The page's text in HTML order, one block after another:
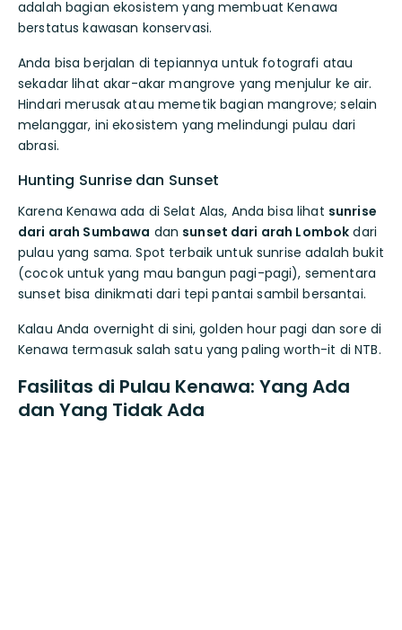
adalah bagian ekosistem yang membuat Kenawa
berstatus kawasan konservasi.
Anda bisa berjalan di tepiannya untuk fotografi atau
sekadar lihat akar-akar mangrove yang menjulur ke air.
Hindari merusak atau memetik bagian mangrove; selain
melanggar, ini ekosistem yang melindungi pulau dari
abrasi.
Hunting Sunrise dan Sunset
Karena Kenawa ada di Selat Alas, Anda bisa lihat sunrise
dari arah Sumbawa dan sunset dari arah Lombok dari
pulau yang sama. Spot terbaik untuk sunrise adalah bukit
(cocok untuk yang mau bangun pagi-pagi), sementara
sunset bisa dinikmati dari tepi pantai sambil bersantai.
Kalau Anda overnight di sini, golden hour pagi dan sore di
Kenawa termasuk salah satu yang paling worth-it di NTB.
Fasilitas di Pulau Kenawa: Yang Ada
dan Yang Tidak Ada